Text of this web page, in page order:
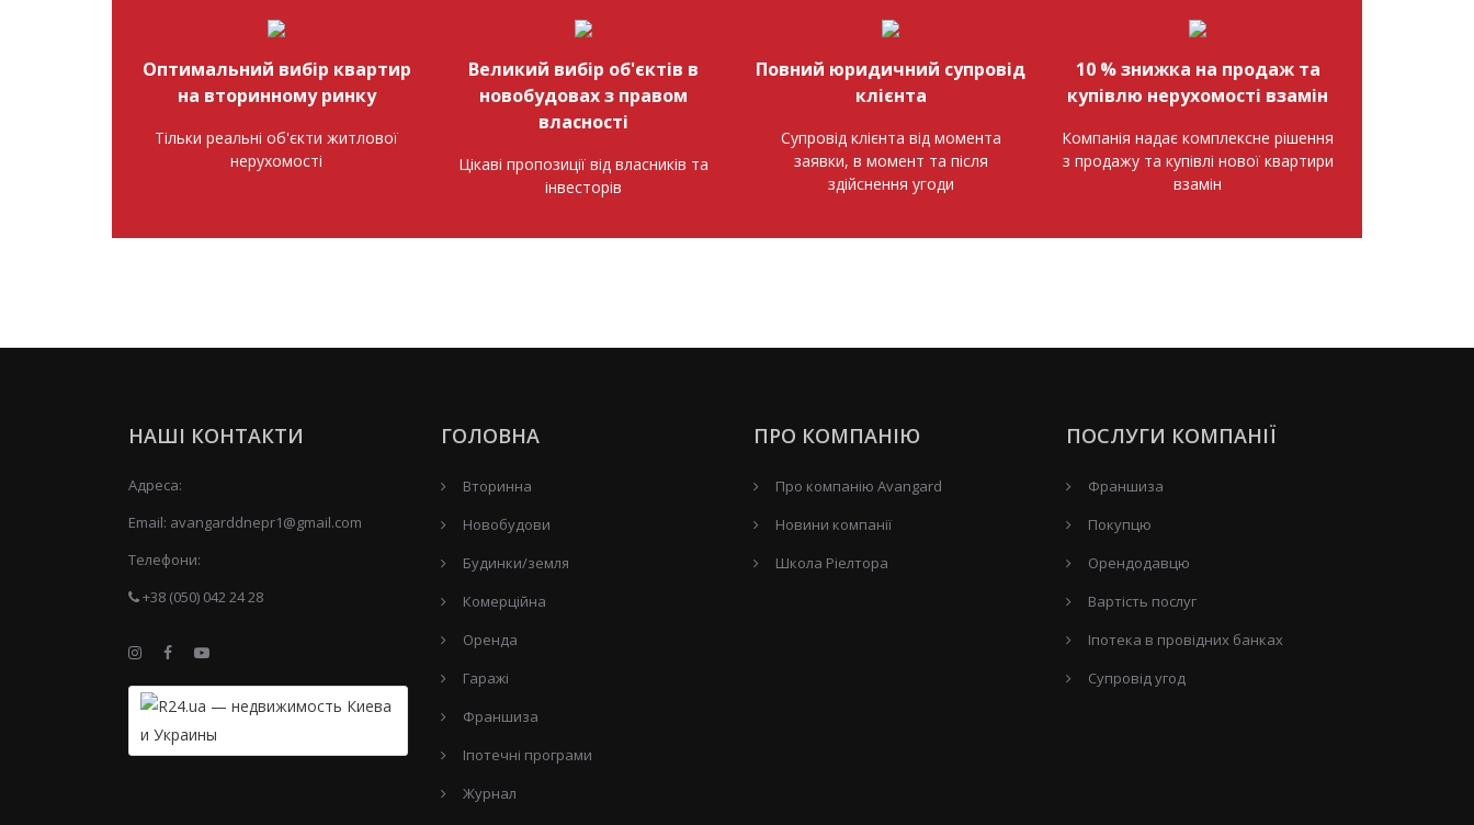
Оптимальний вибір квартир
на вторинному ринку
Тільки реальні об'єкти житлової
нерухомості
Великий вибір об'єктів в
новобудовах з правом
власності
Цікаві пропозиції від власників та
інвесторів
Повний юридичний супровід
клієнта
Супровід клієнта від момента
заявки, в момент та після
здійснення угоди
10 % знижка на продаж та
купівлю нерухомості взамін
Компанія надає комплексне рішення
з продажу та купівлі нової квартири
взамін
НАШІ КОНТАКТИ
Адреса:
Email: avangarddnepr1@gmail.com
Телефони:
+38 (050) 042 24 28
ГОЛОВНА
Вторинна
Новобудови
Будинки/земля
Комерційна
Оренда
Гаражі
Франшиза
Іпотечні програми
Журнал
ПРО КОМПАНІЮ
Про компанію Avangard
Новини компанії
Школа Ріелтора
ПОСЛУГИ КОМПАНІЇ
Франшиза
Покупцю
Орендодавцю
Вартість послуг
Іпотека в провідних банках
Супровід угод